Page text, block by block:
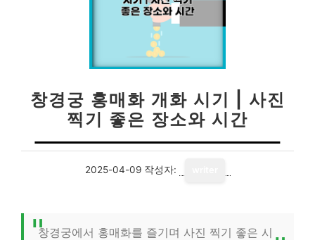
창경궁 홍매화 개화 시기 | 사진
찍기 좋은 장소와 시간
2025-04-09 작성자:
창경궁에서 홍매화를 즐기며 사진 찍기 좋은 시